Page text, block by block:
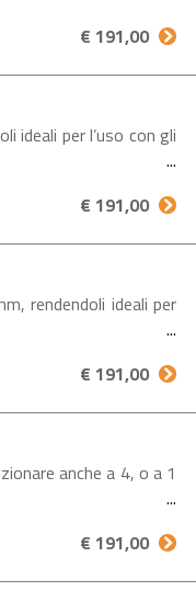
€ 191,00
ideali per l’uso con gli
€ 191,00
rendendoli ideali per
€ 191,00
anche a 4, o a 1
€ 191,00